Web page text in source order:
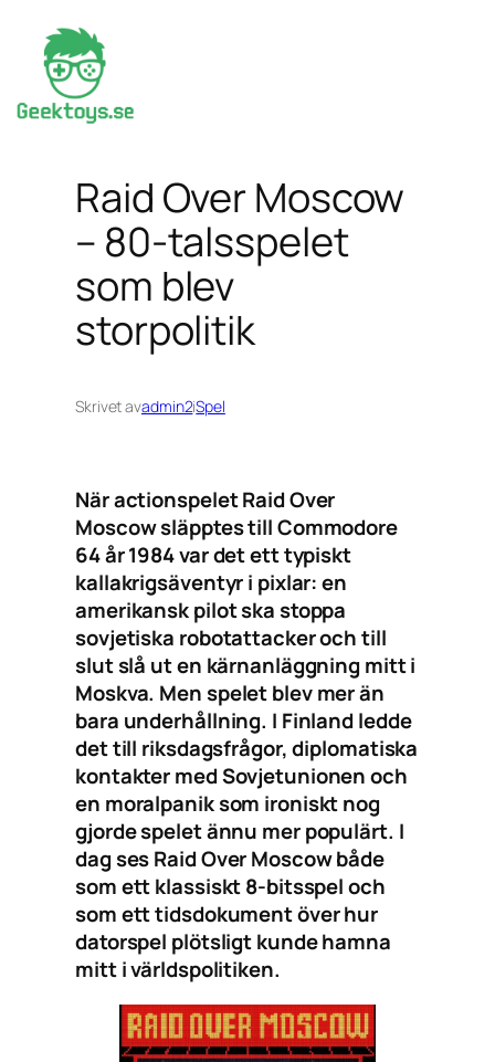
Hoppa
innehåll
Raid Over Moscow
– 80-talsspelet
som blev
storpolitik
Skrivet avadmin2iSpel
När action­spelet Raid Over
Moscow släpptes till Commodore
64 år 1984 var det ett typiskt
kallakrigsäventyr i pixlar: en
amerikansk pilot ska stoppa
sovjetiska robotattacker och till
slut slå ut en kärnanläggning mitt i
Moskva. Men spelet blev mer än
bara underhållning. I Finland ledde
det till riksdagsfrågor, diplomatiska
kontakter med Sovjetunionen och
en moralpanik som ironiskt nog
gjorde spelet ännu mer populärt. I
dag ses Raid Over Moscow både
som ett klassiskt 8-bitsspel och
som ett tidsdokument över hur
datorspel plötsligt kunde hamna
mitt i världspolitiken.